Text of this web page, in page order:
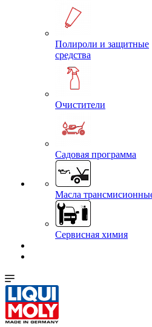
Полироли и защитные
средства
Очистители
Садовая программа
Масла
Сервисная химия